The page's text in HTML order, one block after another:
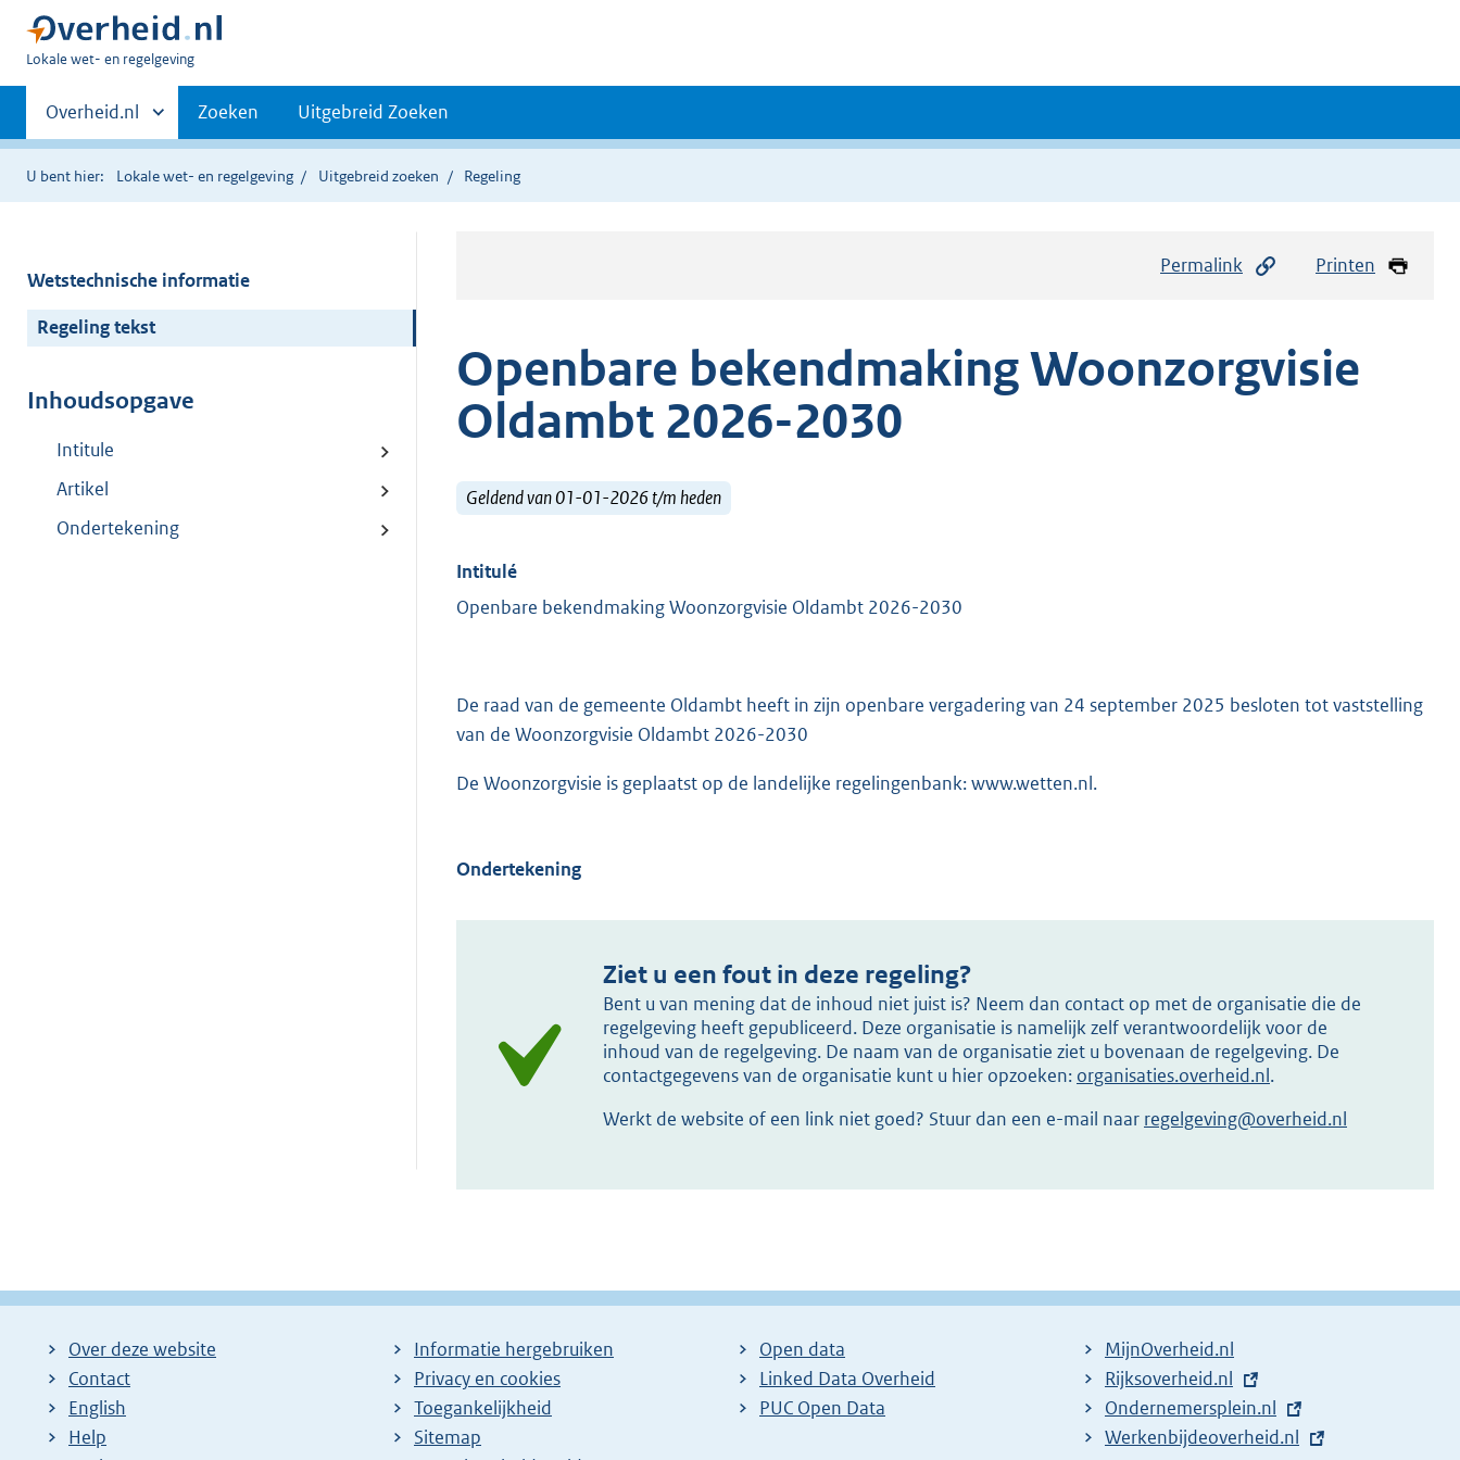
U
hier:
Lokale wet- en regelgeving
Primaire
navigatie
Andere
sites
binnen
Overheid.nl Zoeken Uitgebreid Zoeken
U bent hier: Lokale wet- en regelgeving Uitgebreid zoeken Regeling
Wetstechnische informatie
Regeling tekst
Inhoudsopgave
Intitule
Artikel
Ondertekening
Permalink Printen
Openbare bekendmaking Woonzorgvisie
Oldambt 2026-2030
Geldend van 01-01-2026 t/m heden
Intitulé
Openbare bekendmaking Woonzorgvisie Oldambt 2026-2030
De raad van de gemeente Oldambt heeft in zijn openbare vergadering van 24 september 2025 besloten tot vaststelling
van de Woonzorgvisie Oldambt 2026-2030
De Woonzorgvisie is geplaatst op de landelijke regelingenbank: www.wetten.nl.
Ondertekening
Ziet u een fout in deze regeling?
Bent u van mening dat de inhoud niet juist is? Neem dan contact op met de organisatie die de
regelgeving heeft gepubliceerd. Deze organisatie is namelijk zelf verantwoordelijk voor de
inhoud van de regelgeving. De naam van de organisatie ziet u bovenaan de regelgeving. De
contactgegevens van de organisatie kunt u hier opzoeken: organisaties.overheid.nl.
Werkt de website of een link niet goed? Stuur dan een e-mail naar regelgeving@overheid.nl
Over deze website
Contact
English
Help
Informatie hergebruiken
Privacy en cookies
Toegankelijkheid
Sitemap
Open data
Linked Data Overheid
PUC Open Data
MijnOverheid.nl
E
x
t
Rijksoverheid.nl
E
x
Ondernemersplein.nl
E
Werkenbijdeoverheid.nl